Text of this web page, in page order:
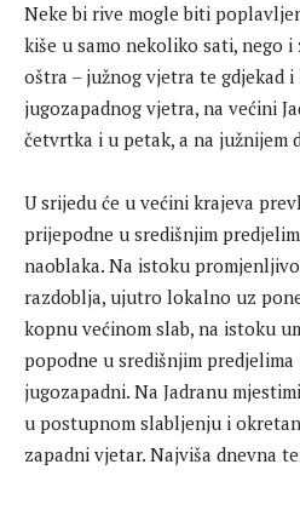
Neke bi rive mogle biti
kiše u samo nekoliko sati, nego
oštra – južnog vjetra te gdjekad
jugozapadnog vjetra, na većini
četvrtka i u petak, a na južnijem
U srijedu će u većini krajeva
prijepodne u središnjim
naoblaka. Na istoku
razdoblja, ujutro lokalno uz
kopnu većinom slab, na istoku
popodne u središnjim
jugozapadni. Na Jadranu
u postupnom slabljenju i
zapadni vjetar. Najviša dnevna